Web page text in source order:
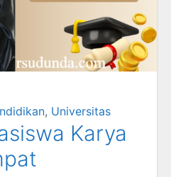
, Universitas
Karya